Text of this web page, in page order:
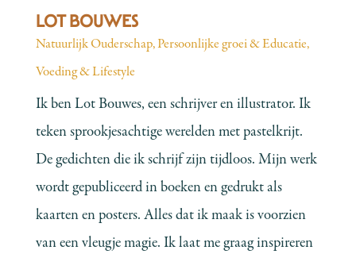
LOT BOUWES
Natuurlijk Ouderschap,Persoonlijke groei & Educatie,
Voeding & Lifestyle
Ik ben Lot Bouwes, een schrijver en illustrator. Ik
teken sprookjesachtige werelden met pastelkrijt.
De gedichten die ik schrijf zijn tijdloos. Mijn werk
wordt gepubliceerd in boeken en gedrukt als
kaarten en posters. Alles dat ik maak is voorzien
van een vleugje magie. Ik laat me graag inspireren